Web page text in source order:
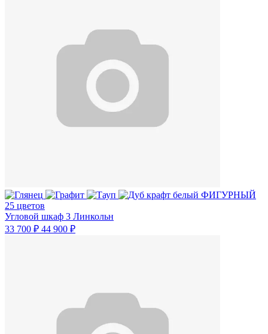
25 цветов
Угловой шкаф 3 Линкольн
33 700 ₽ 44 900 ₽